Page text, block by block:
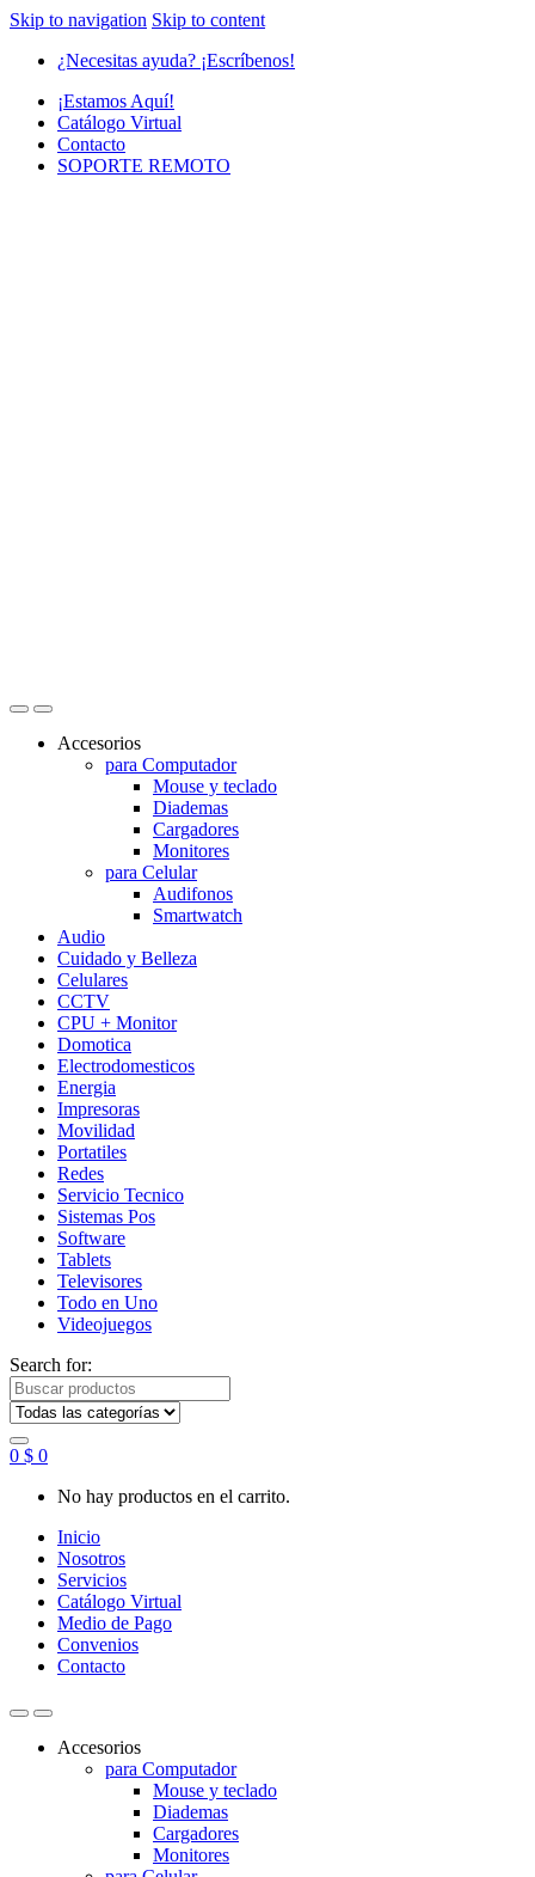
Skip to navigation Skip to content
¿Necesitas ayuda? ¡Escríbenos!
¡Estamos Aquí!
Catálogo Virtual
Contacto
SOPORTE REMOTO
Accesorios
para Computador
Mouse y teclado
Diademas
Cargadores
Monitores
para Celular
Audifonos
Smartwatch
Audio
Cuidado y Belleza
Celulares
CCTV
CPU + Monitor
Domotica
Electrodomesticos
Energia
Impresoras
Movilidad
Portatiles
Redes
Servicio Tecnico
Sistemas Pos
Software
Tablets
Televisores
Todo en Uno
Videojuegos
Search for:
0 $ 0
No hay productos en el carrito.
Inicio
Nosotros
Servicios
Catálogo Virtual
Medio de Pago
Convenios
Contacto
Accesorios
para Computador
Mouse y teclado
Diademas
Cargadores
Monitores